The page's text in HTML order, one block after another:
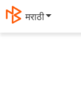
मराठी